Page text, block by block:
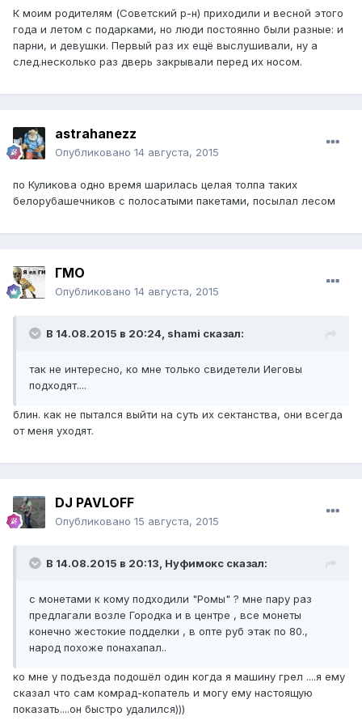
К моим родителям (Советский р-н) приходили и весной этого
года и летом с подарками, но люди постоянно были разные: и
парни, и девушки. Первый раз их ещё выслушивали, ну а
след.несколько раз дверь закрывали перед их носом.
astrahanezz
Опубликовано 14 августа, 2015
по Куликова одно время шарилась целая толпа таких
белорубашечников с полосатыми пакетами, посылал лесом
ГМО
Опубликовано 14 августа, 2015
В 14.08.2015 в 20:24, shami сказал:
так не интересно, ко мне только свидетели Иеговы
подходят....
блин. как не пытался выйти на суть их сектанства, они всегда
от меня уходят.
DJ PAVLOFF
Опубликовано 15 августа, 2015
В 14.08.2015 в 20:13, Нуфимокс сказал:
с монетами к кому подходили "Ромы" ? мне пару раз
предлагали возле Городка и в центре , все монеты
конечно жестокие подделки , в опте руб этак по 80.,
народ похоже понахапал..
ко мне у подъезда подошёл один когда я машину грел ....я ему
сказал что сам комрад-копатель и могу ему настоящую
показать....он быстро удалился)))